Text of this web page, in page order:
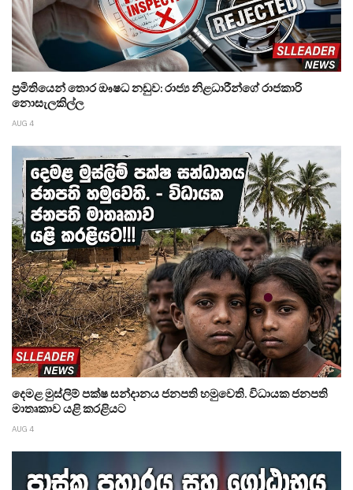
ප්‍රමිතියෙන් තොර ඖෂධ නඩුව: රාජ්‍ය නිළධාරීන්ගේ රාජකාරි
නොසැලකිල්ල
AUG 4
දෙමළ මුස්ලිම් පක්ෂ සන්දානය ජනපති හමුවෙති. විධායක ජනපති
මාතෘකාව යළි කරළියට
AUG 4